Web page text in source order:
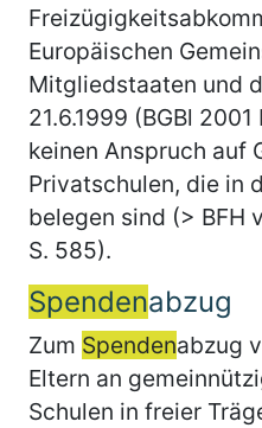
Europäischen
Mitgliedstaaten und
21.6.1999 (BGBl
keinen Anspruch auf
Privatschulen, die in
belegen sind (> BFH
S. 585).
Spendenabzug
Zum Spendenabzug
Eltern an
Schulen in freier